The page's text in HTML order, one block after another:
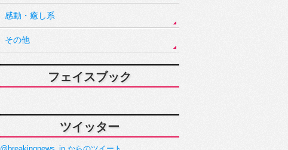
感動・癒し系
その他
フェイスブック
ツイッター